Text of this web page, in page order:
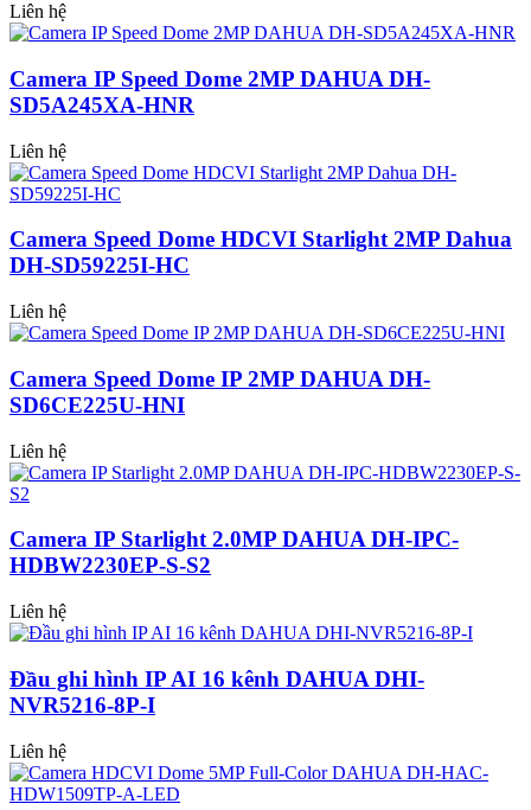
Liên hệ
Camera IP Speed Dome 2MP DAHUA DH-
SD5A245XA-HNR
Liên hệ
Camera Speed Dome HDCVI Starlight 2MP Dahua
DH-SD59225I-HC
Liên hệ
Camera Speed Dome IP 2MP DAHUA DH-
SD6CE225U-HNI
Liên hệ
Camera IP Starlight 2.0MP DAHUA DH-IPC-
HDBW2230EP-S-S2
Liên hệ
Đầu ghi hình IP AI 16 kênh DAHUA DHI-
NVR5216-8P-I
Liên hệ